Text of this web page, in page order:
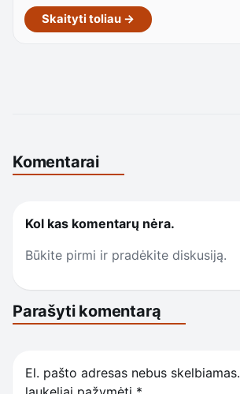
Skaityti toliau →
Komentarai
Kol kas komentarų nėra.
Būkite pirmi ir pradėkite diskusiją.
Parašyti komentarą
El. pašto adresas nebus skelbiamas.